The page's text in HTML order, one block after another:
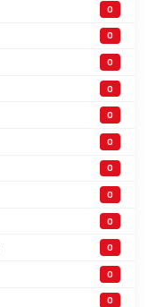
0
0
0
0
0
0
0
0
0
0
0
0